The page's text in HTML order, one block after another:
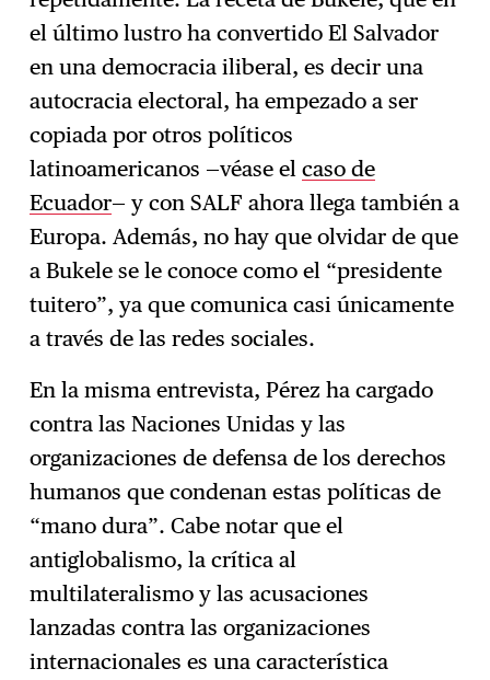
el último lustro ha convertido El Salvador
en una democracia iliberal, es decir una
autocracia electoral, ha empezado a ser
copiada por otros políticos
latinoamericanos —véase elcaso de
Ecuador— y con SALF ahora llega también a
Europa. Además, no hay que olvidar de que
a Bukele se le conoce como el “presidente
tuitero”, ya que comunica casi únicamente
a través de las redes sociales.
En la misma entrevista, Pérez ha cargado
contra las Naciones Unidas y las
organizaciones de defensa de los derechos
humanos que condenan estas políticas de
“mano dura”. Cabe notar que el
antiglobalismo, la crítica al
multilateralismo y las acusaciones
lanzadas contra las organizaciones
internacionales es una característica